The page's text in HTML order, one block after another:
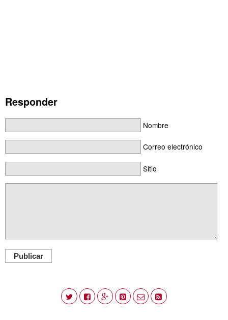
Responder
Nombre
Correo electrónico
Sitio
Publicar